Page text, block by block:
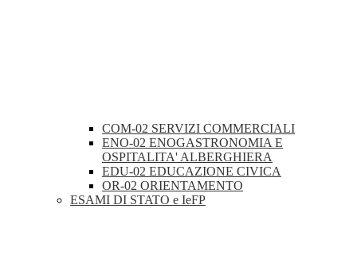
COM-02 SERVIZI COMMERCIALI
ENO-02 ENOGASTRONOMIA E
OSPITALITA' ALBERGHIERA
EDU-02 EDUCAZIONE CIVICA
OR-02 ORIENTAMENTO
ESAMI DI STATO e IeFP